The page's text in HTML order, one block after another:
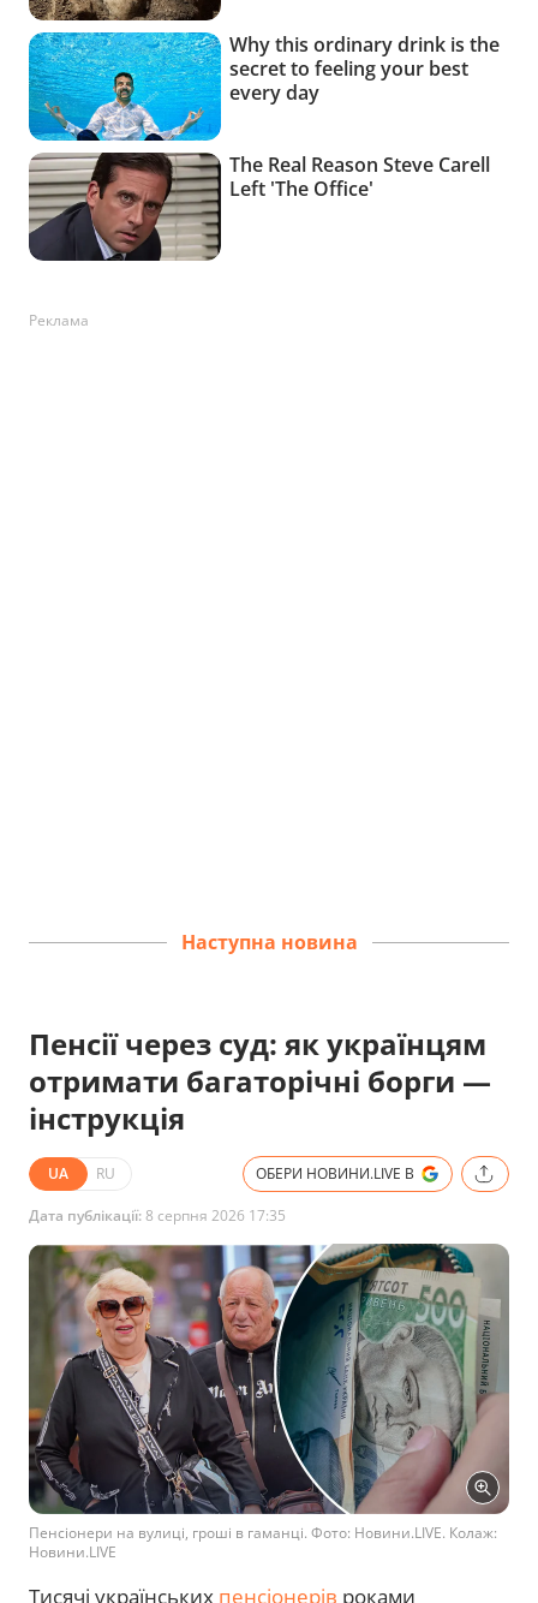
Реклама
Наступна новина
Пенсії через суд: як українцям
отримати багаторічні борги —
інструкція
UA RU ОБЕРИ НОВИНИ.LIVE В
Дата публікації:8 серпня 2026 17:35
Пенсіонери на вулиці, гроші в гаманці. Фото: Новини.LIVE. Колаж:
Новини.LIVE
Тисячі українських пенсіонерів роками